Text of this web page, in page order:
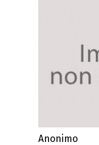
Anonimo